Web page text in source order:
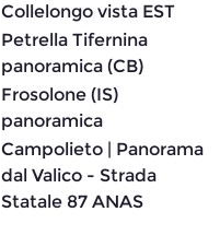
Collelongo vista EST
Petrella Tifernina
panoramica (CB)
Frosolone (IS)
panoramica
Campolieto | Panorama
dal Valico - Strada
Statale 87 ANAS